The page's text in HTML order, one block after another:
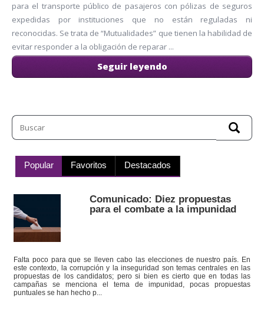
para el transporte público de pasajeros con pólizas de seguros
expedidas por instituciones que no están reguladas ni
reconocidas. Se trata de “Mutualidades” que tienen la habilidad de
evitar responder a la obligación de reparar ...
Seguir leyendo
Popular Favoritos Destacados
Comunicado: Diez propuestas
para el combate a la impunidad
Falta poco para que se lleven cabo las elecciones de nuestro país. En
este contexto, la corrupción y la inseguridad son temas centrales en las
propuestas de los candidatos; pero si bien es cierto que en todas las
campañas se menciona el tema de impunidad, pocas propuestas
puntuales se han hecho p...